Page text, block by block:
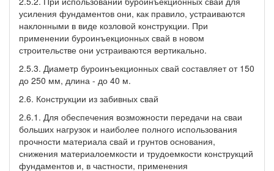
усиления фундаментов они, как правило, устраиваются
наклонными в виде козловой конструкции. При
применении буроинъекционных свай в новом
строительстве они устраиваются вертикально.
2.5.3. Диаметр буроинъекционных свай составляет от 150
до 250 мм, длина - до 40 м.
2.6. Конструкции из забивных свай
2.6.1. Для обеспечения возможности передачи на сваи
больших нагрузок и наиболее полного использования
прочности материала свай и грунтов основания,
снижения материалоемкости и трудоемкости конструкций
фундаментов и, в частности, применения